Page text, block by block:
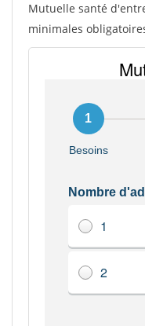
Mutuelle santé
minimales